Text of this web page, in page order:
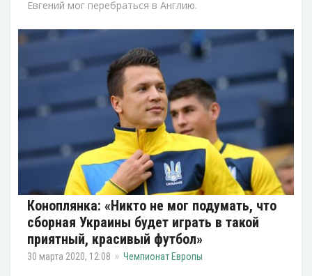
Евгений мог перебраться в Англию.
Коноплянка: «Никто не мог подумать, что
сборная Украины будет играть в такой
приятный, красивый футбол»
30 марта 2020, 12:08 Чемпионат Европы